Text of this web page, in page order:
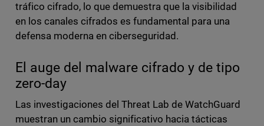
tráfico cifrado, lo que demuestra que la visibilidad
en los canales cifrados es fundamental para una
defensa moderna en ciberseguridad.
El auge del malware cifrado y de tipo
zero-day
Las investigaciones del Threat Lab de WatchGuard
muestran un cambio significativo hacia tácticas